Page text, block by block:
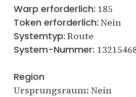
Warp erforderlich: 185
Token erforderlich: Nein
Systemtyp: Route
System-Nummer:
Region
Ursprungsraum: Nein